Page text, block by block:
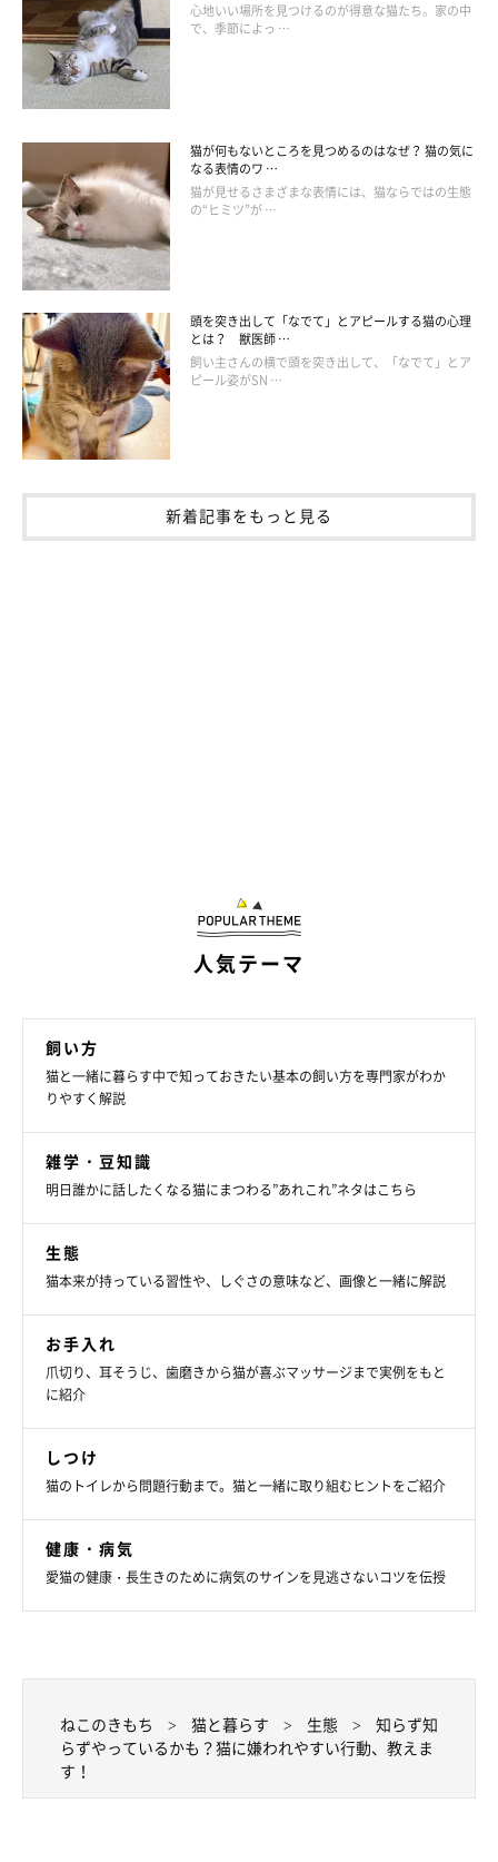
食事や排せつのときはじっと見つめないで
う。また、携帯電話を見るなど猫に目線を向けないようにするの
には、猫を安心させてあげる行動をすることが大切なようです。
簡単に始められることばかりなので、猫に嫌われやすい、猫に好
かれたいと思っている方は、普段から心がけて行動してみてくだ
お話を伺った先生／菊池亜都子先生（東京大学附属動物医療セン
参考／「ねこのきもち」2019年11月号『できることなら私だっ
て…。どうしてあの人ばかり猫にモテるの！？』
文／山村晴美
※写真はスマホアプリ「いぬ・ねこのきもち」で投稿されたもの
です。
※記事と写真に関連性はありませんので予めご了承ください。
心地いい場所を見つけるのが得意な猫たち。家の中
で、季節によっ …
猫が何もないところを見つめるのはなぜ？ 猫の気に
なる表情のワ …
猫が見せるさまざまな表情には、猫ならではの生態
の“ヒミツ”が …
頭を突き出して「なでて」とアピールする猫の心理
とは？ 獣医師 …
飼い主さんの横で頭を突き出して、「なでて」とア
ピール姿がSN …
新着記事をもっと見る
人気テーマ
飼い方
猫と一緒に暮らす中で知っておきたい基本の飼い方を専門家がわか
りやすく解説
雑学・豆知識
明日誰かに話したくなる猫にまつわる”あれこれ”ネタはこちら
生態
猫本来が持っている習性や、しぐさの意味など、画像と一緒に解説
お手入れ
爪切り、耳そうじ、歯磨きから猫が喜ぶマッサージまで実例をもと
に紹介
しつけ
猫のトイレから問題行動まで。猫と一緒に取り組むヒントをご紹介
健康・病気
愛猫の健康・長生きのために病気のサインを見逃さないコツを伝授
ねこのきもち 猫と暮らす 生態
知らず知
らずやっているかも？猫に嫌われやすい行動、教えま
す！